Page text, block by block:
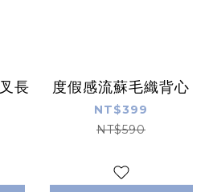
長
度假感流蘇毛織背心
NT$399
NT$590